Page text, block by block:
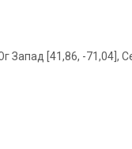
Запад [41,86, -71,04],